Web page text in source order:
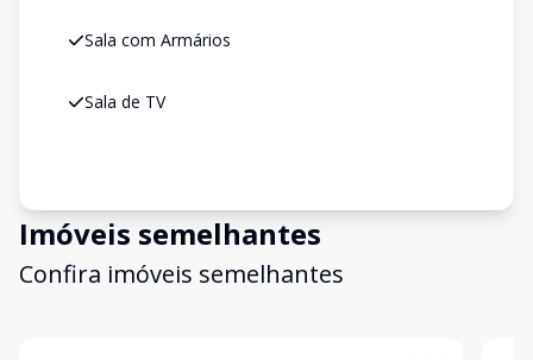
Sala com Armários
Sala de TV
Imóveis semelhantes
Confira imóveis semelhantes